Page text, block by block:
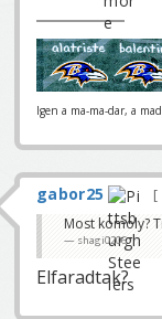
Igen a ma-ma-dar, a
gabor25
Most komoly?
shagi0206
Elfaradtak?